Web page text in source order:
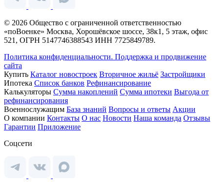
© 2026 Общество с ограниченной ответственностью
«поВоенке» Москва, Хорошёвское шоссе, 38к1, 5 этаж, офис
521, ОГРН 5147746388543 ИНН 7725849789.
Политика конфиденциальности. Поддержка и продвижение
сайта
Купить Каталог новостроек Вторичное жильё Застройщики
Ипотека Список банков Рефинансирование
Калькуляторы Сумма накоплений Сумма ипотеки Выгода от
рефинансирования
Военнослужащим База знаний Вопросы и ответы Акции
О компании Контакты О нас Новости Наша команда Отзывы
Гарантии Приложение
Соцсети